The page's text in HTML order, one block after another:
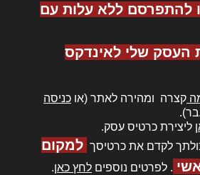
להתפרסם ללא עלות עם
העסק שלי לאינדקס
קצרה ומהירה לאתר (או כניסה
ליצירת כרטיס עסק.
לקדם את כרטיסך למקום
. לפרטים נוספים לחץ כאן.